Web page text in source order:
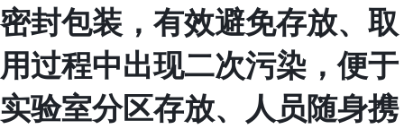
密封包装，有效避免存放、取
用过程中出现二次污染，便于
实验室分区存放、人员随身携